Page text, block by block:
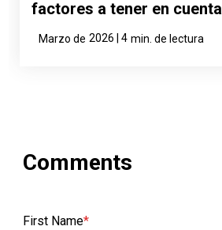
factores a tener en cuenta
Marzo de 2026 | 4 min. de lectura
First Name*